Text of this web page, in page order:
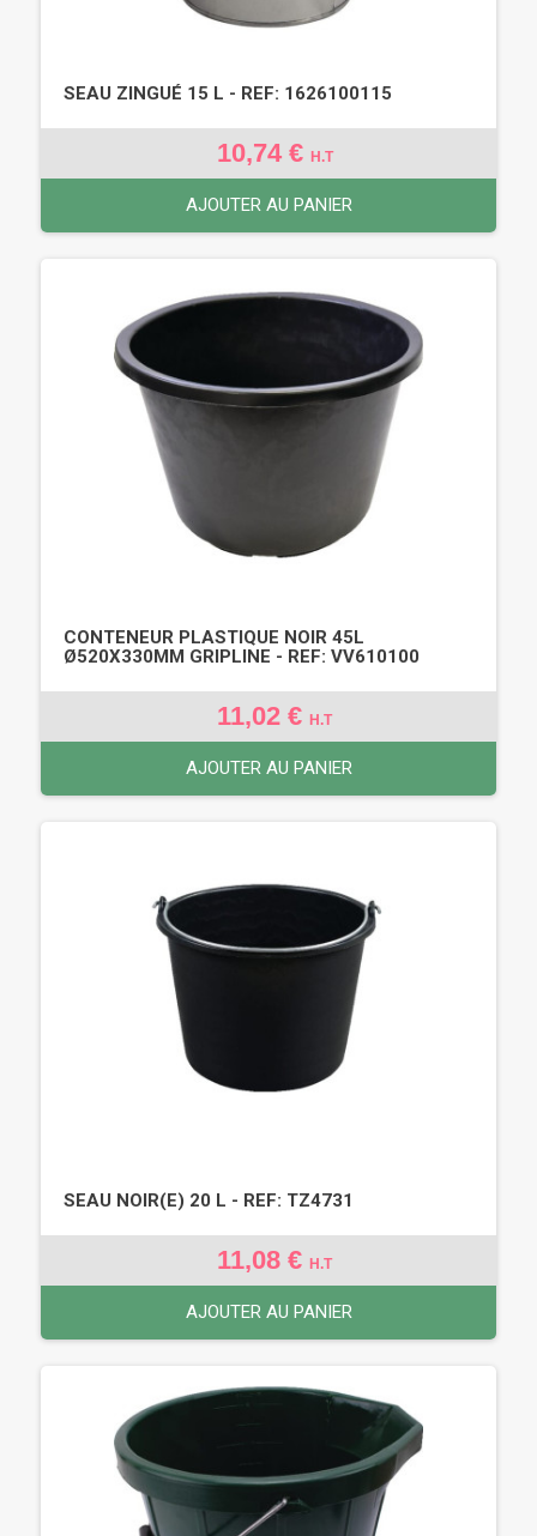
SEAU ZINGUÉ 15 L - REF: 1626100115
10,74 € H.T
AJOUTER AU PANIER
CONTENEUR PLASTIQUE NOIR 45L
Ø520X330MM GRIPLINE - REF: VV610100
11,02 € H.T
AJOUTER AU PANIER
SEAU NOIR(E) 20 L - REF: TZ4731
11,08 € H.T
AJOUTER AU PANIER